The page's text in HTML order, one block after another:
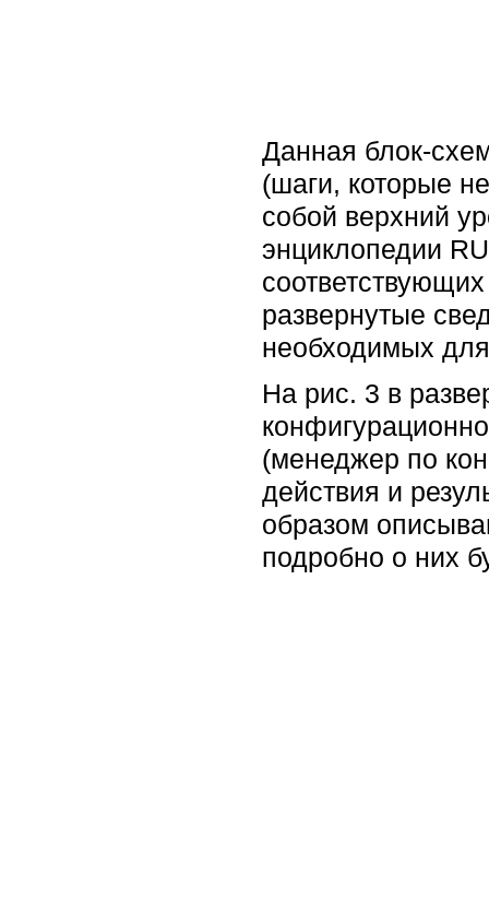
Данная блок-
(шаги, которые
собой верхний
энциклопедии
развернутые
необходимых
На рис. 3 в
(менеджер по
действия и
образом
подробно о них